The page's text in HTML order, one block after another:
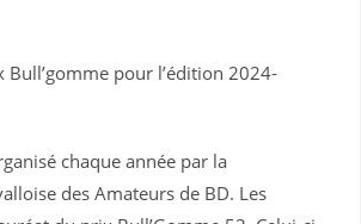
pour l’édition 2024-
chaque année par la
des Amateurs de BD. Les